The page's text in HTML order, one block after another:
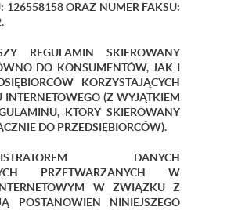
126558158 ORAZ NUMER FAKSU:
REGULAMIN SKIEROWANY
DO KONSUMENTÓW, JAK I
KORZYSTAJĄCYCH
INTERNETOWEGO (Z WYJĄTKIEM
KTÓRY SKIEROWANY
DO PRZEDSIĘBIORCÓW).
DANYCH
PRZETWARZANYCH W
W ZWIĄZKU Z
POSTANOWIEŃ NINIEJSZEGO